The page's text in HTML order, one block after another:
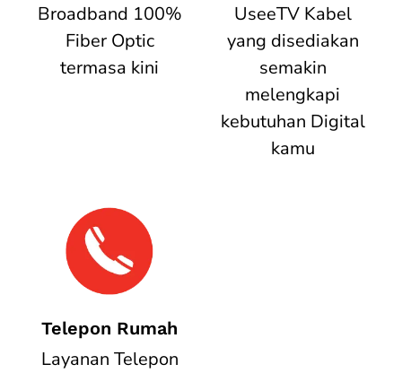
Broadband 100%
Fiber Optic
termasa kini
UseeTV Kabel
yang disediakan
semakin
melengkapi
kebutuhan Digital
kamu
Telepon Rumah
Layanan Telepon